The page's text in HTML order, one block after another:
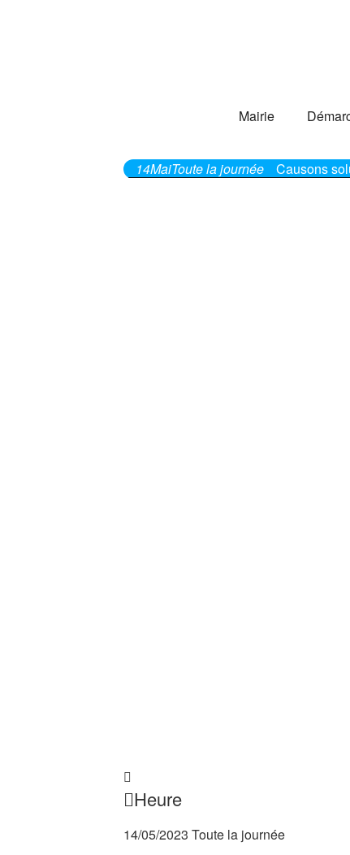
Mairie
14MaiToute la journée Causons
Heure
14/05/2023 Toute la journée